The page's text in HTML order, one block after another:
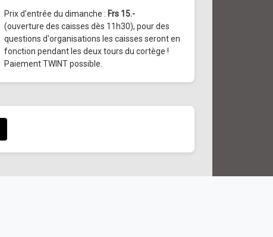
Prix d'entrée du dimanche : Frs 15.-
(ouverture des caisses dès 11h30), pour des
questions d'organisations les caisses seront en
fonction pendant les deux tours du cortège !
Paiement TWINT possible.